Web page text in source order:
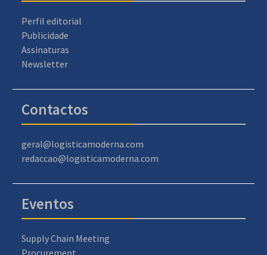
Perfil editorial
Publicidade
Assinaturas
Newsletter
Contactos
geral@logisticamoderna.com
redaccao@logisticamoderna.com
Eventos
Supply Chain Meeting
Procurement